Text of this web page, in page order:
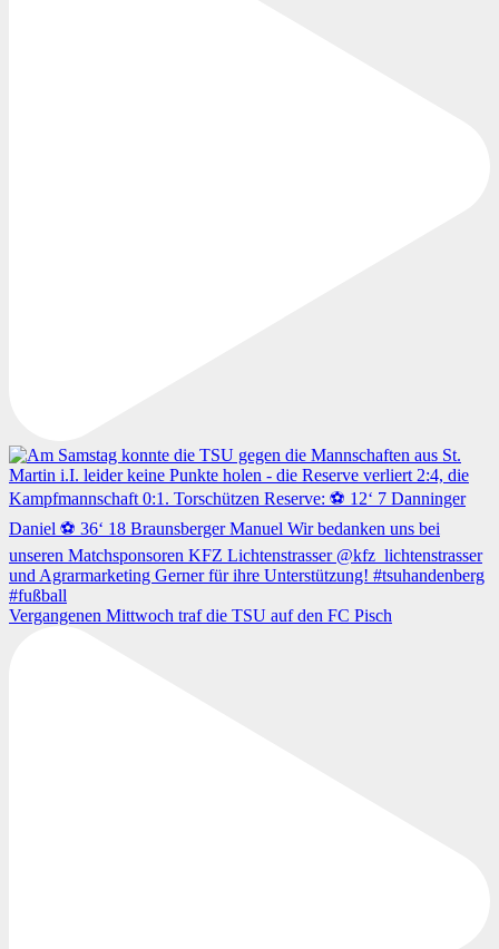
Vergangenen Mittwoch traf die TSU auf den FC Pisch